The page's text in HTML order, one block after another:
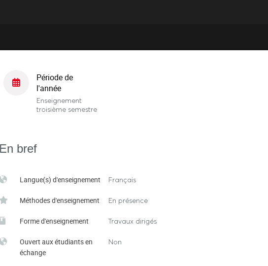
Période de
l'année
Enseignement
troisième semestre
En bref
Langue(s) d'enseignement Français
Méthodes d'enseignement En présence
Forme d'enseignement Travaux dirigés
Ouvert aux étudiants en
échange
Non